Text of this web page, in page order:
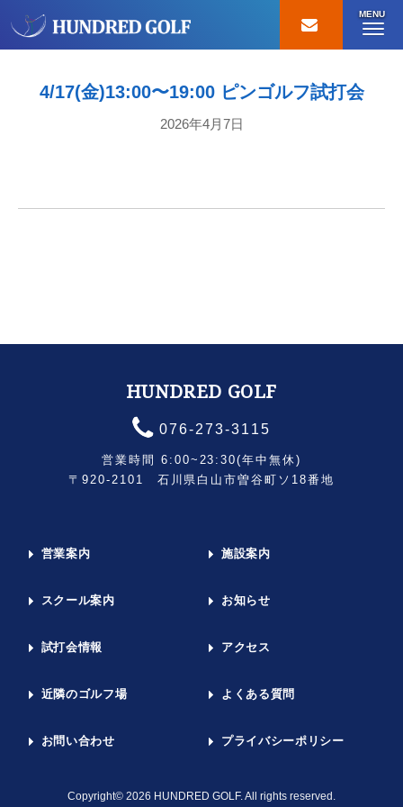
MENU
4/17(金)13:00〜19:00 ピンゴルフ試打会
2026年4月7日
HUNDRED GOLF
076-273-3115
営業時間 6:00~23:30(年中無休)
〒920-2101 石川県白山市曽谷町ソ18番地
営業案内 施設案内
スクール案内 お知らせ
試打会情報 アクセス
近隣のゴルフ場 よくある質問
お問い合わせ プライバシーポリシー
Copyright© 2026 HUNDRED GOLF. All rights reserved.